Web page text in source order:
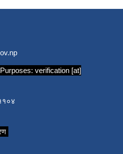
verification [at]